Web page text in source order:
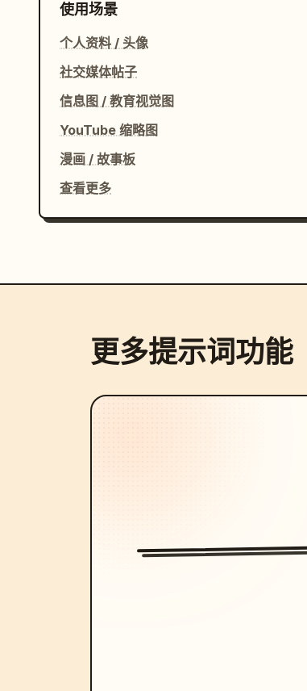
使用场景
个人资料 / 头像
社交媒体帖子
信息图 / 教育视觉图
YouTube 缩略图
漫画 / 故事板
查看更多
更多提示词功能